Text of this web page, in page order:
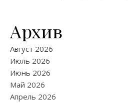
Архив
Август 2026
Июль 2026
Июнь 2026
Май 2026
Апрель 2026